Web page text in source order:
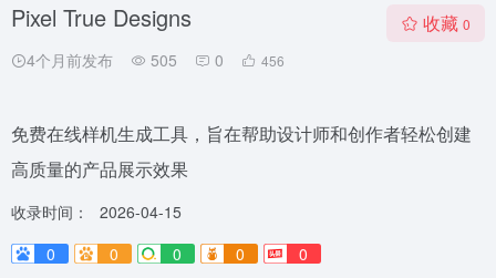
Pixel True Designs
4个月前发布 505 0 456
收藏 0
免费在线样机生成工具，旨在帮助设计师和创作者轻松创建
高质量的产品展示效果
收录时间：
2026-04-15
0
0 0 0 0